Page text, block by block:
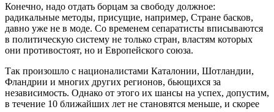
Конечно, надо отдать борцам за свободу должное:
радикальные методы, присущие, например, Стране басков,
давно уже не в моде. Со временем сепаратисты вписываются
в политическую систему не только стран, властям которых
они противостоят, но и Европейского союза.
Так произошло с националистами Каталонии, Шотландии,
Фландрии и многих других регионов, бьющихся за
независимость. Однако от этого их шансы на успех, допустим,
в течение 10 ближайших лет не становятся меньше, и скорее